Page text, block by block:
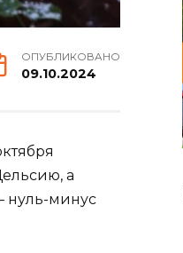
ОПУБЛИКОВАНО
09.10.2024
а
нуль-минус